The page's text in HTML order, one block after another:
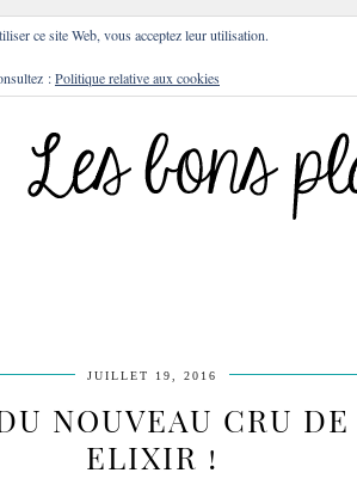
JUILLET 19, 2016
NOUVEAU CRU
ELIXIR !
ce site Web, vous acceptez leur utilisation.
:Politique relative aux cookies